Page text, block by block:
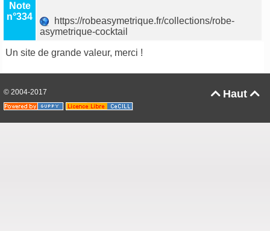
Note
n°334
https://robeasymetrique.fr/collections/robe-
asymetrique-cocktail
Un site de grande valeur, merci !
Haut 
© 2004-2017